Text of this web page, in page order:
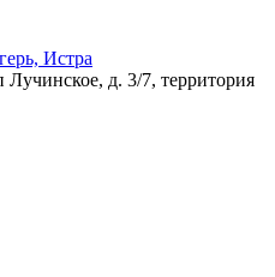
Истра
Лучинское, д. 3/7, территория